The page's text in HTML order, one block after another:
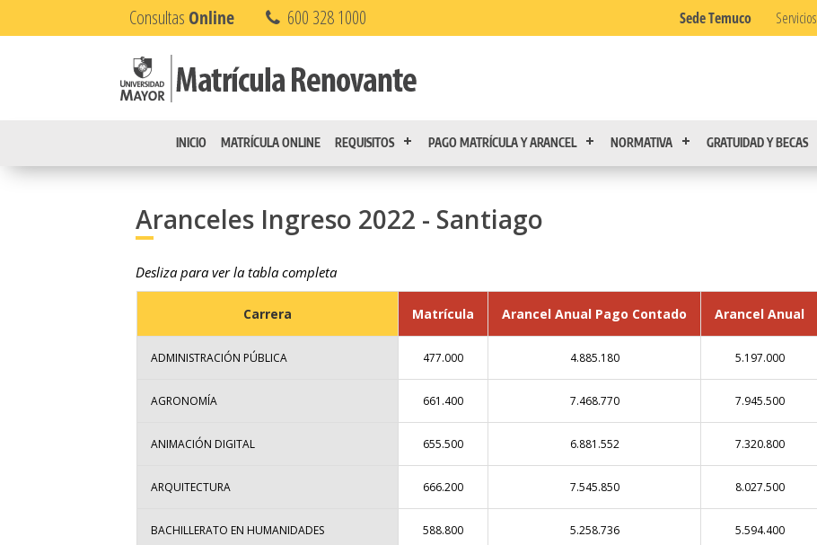
Consultas Online 600 328 1000 Sede Temuco Servicios
INICIO MATRÍCULA ONLINE REQUISITOS PAGO MATRÍCULA Y ARANCEL NORMATIVA GRATUIDAD Y BECAS
Aranceles Ingreso 2022 - Santiago
Desliza para ver la tabla completa
Carrera Matrícula Arancel Anual Pago Contado Arancel Anual
ADMINISTRACIÓN PÚBLICA 477.000 4.885.180 5.197.000
AGRONOMÍA 661.400 7.468.770 7.945.500
ANIMACIÓN DIGITAL 655.500 6.881.552 7.320.800
ARQUITECTURA 666.200 7.545.850 8.027.500
BACHILLERATO EN HUMANIDADES 588.800 5.258.736 5.594.400